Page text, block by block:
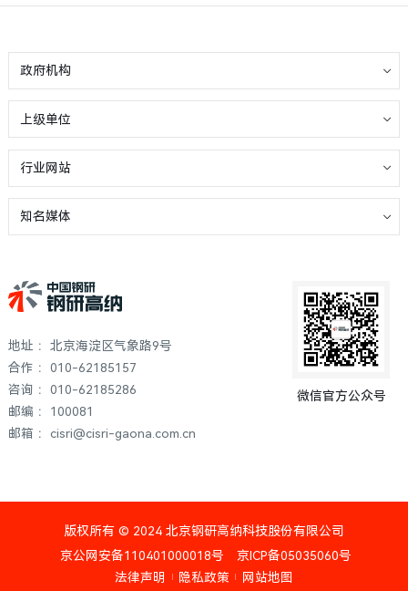
政府机构
上级单位
行业网站
知名媒体
地址 ：北京海淀区气象路9号
合作 ：010-62185157
咨询 ：010-62185286
邮编 ：100081
邮箱 ：cisri@cisri-gaona.com.cn
微信官方公众号
版权所有 © 2024 北京钢研高纳科技股份有限公司
京公网安备110401000018号
京ICP备05035060号
法律声明
隐私政策 网站地图